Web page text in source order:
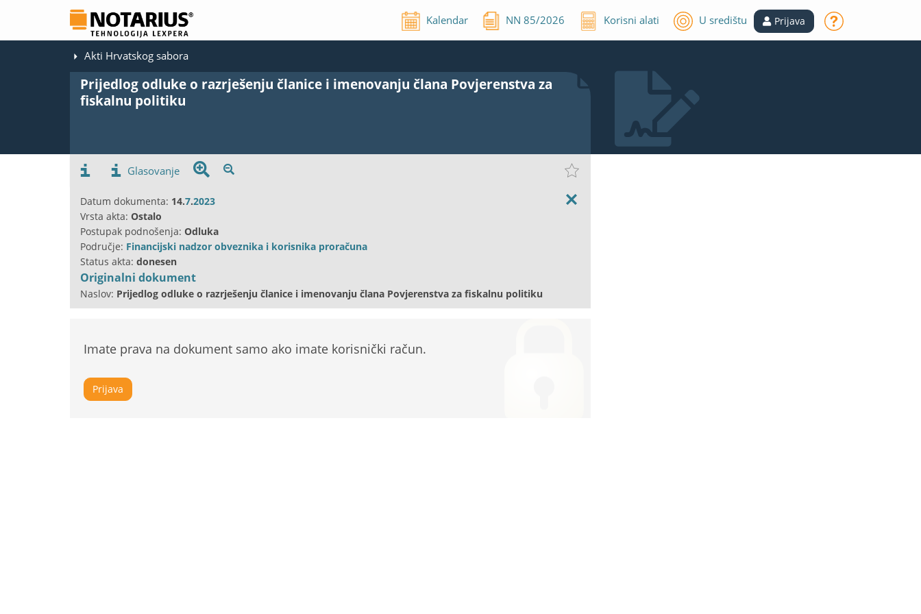
Kalendar NN85/2026 Korisni alati U središtu Prijava
Akti Hrvatskog sabora
Prijedlog odluke o razrješenju članice i imenovanju člana Povjerenstva za
fiskalnu politiku
Glasovanje
Datum dokumenta: 14.7.2023
Vrsta akta: Ostalo
Postupak podnošenja: Odluka
Područje: Financijski nadzor obveznika i korisnika proračuna
Status akta: donesen
Originalni dokument
Naslov: Prijedlog odluke o razrješenju članice i imenovanju člana Povjerenstva za fiskalnu politiku
Imate prava na dokument samo ako imate korisnički račun.
Prijava